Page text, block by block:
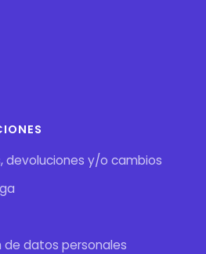
devoluciones y/o cambios
datos personales